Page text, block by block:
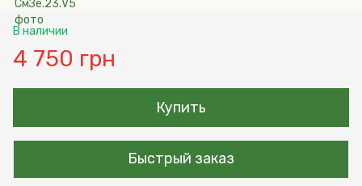
В наличии
4 750 грн
Купить
Быстрый заказ